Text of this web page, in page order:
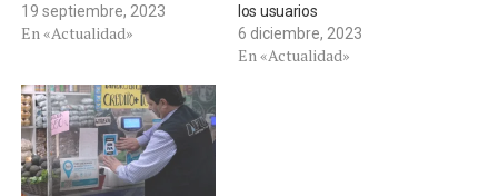
19 septiembre, 2023
En «Actualidad»
los usuarios
6 diciembre, 2023
En «Actualidad»